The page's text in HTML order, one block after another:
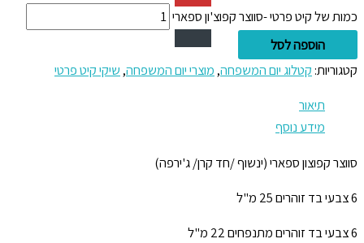
כמות של קיט פרטי -סווצר קפוצ'ון ספארי
הוספה לסל
קטגוריות: קטלוג יום המשפחה, מוצרי יום המשפחה, שיקי קיט פרטי
תיאור
מידע נוסף
סווצר קפוצון ספארי (ינשוף /חד קרן/ ג'ירפה)
6 צבעי בד זוהרים 25 מ"ל
6 צבעי בד זוהרים מתנפחים 22 מ"ל